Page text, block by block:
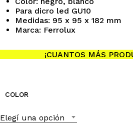
Para dicro led GU10
Medidas: 95 x 95 x 182 mm
Marca: Ferrolux
¡CUANTOS MÁS
COLOR
Elegí una opción